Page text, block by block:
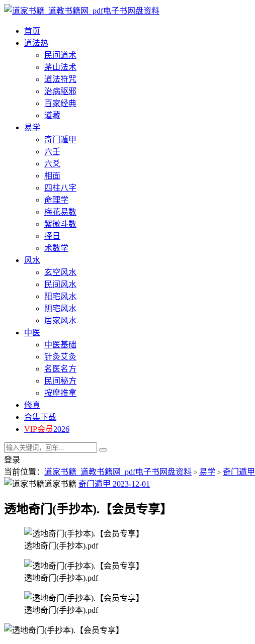
首页
道法热
民间道术
茅山法术
道法符咒
治病驱邪
百家经典
道藏
易学
奇门遁甲
六壬
六爻
相面
四柱八字
命理学
梅花易数
紫微斗数
择日
术数学
风水
玄空风水
民间风水
阳宅风水
阴宅风水
居家风水
中医
中医基础
针灸艾灸
名医名方
民间秘方
按摩推拿
修真
合集下载
VIP会员2026
登录
当前位置： 道家书籍_道教书籍网_pdf电子书网盘资料 > 易学 > 奇门遁甲
道家书籍 奇门遁甲 2023-12-01
透地奇门(手抄本).【会员专享】
透地奇门(手抄本).pdf
透地奇门(手抄本).pdf
透地奇门(手抄本).pdf